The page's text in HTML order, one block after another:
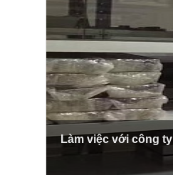
Làm việc với công